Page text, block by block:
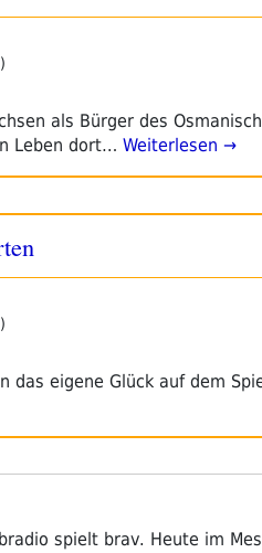
als Bürger des
Leben dort… Weiterlesen →
das eigene Glück auf dem
spielt brav. Heute im